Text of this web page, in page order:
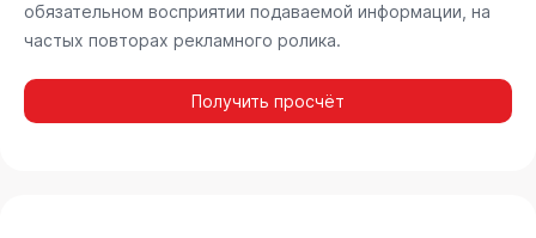
обязательном восприятии подаваемой информации, на
частых повторах рекламного ролика.
Получить просчёт